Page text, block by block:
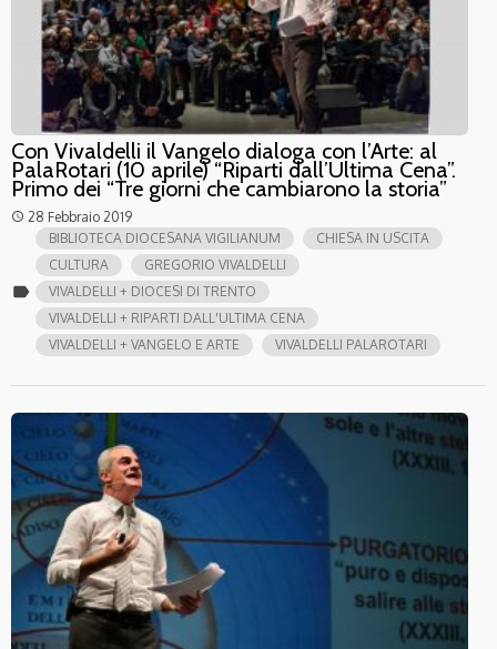
Con Vivaldelli il Vangelo dialoga con l’Arte: al
PalaRotari (10 aprile) “Riparti dall’Ultima Cena”.
Primo dei “Tre giorni che cambiarono la storia”
access_time 28 Febbraio 2019
label
BIBLIOTECA DIOCESANA VIGILIANUM
CHIESA IN USCITA
CULTURA
GREGORIO VIVALDELLI
VIVALDELLI + DIOCESI DI TRENTO
VIVALDELLI + RIPARTI DALL'ULTIMA CENA
VIVALDELLI + VANGELO E ARTE
VIVALDELLI PALAROTARI